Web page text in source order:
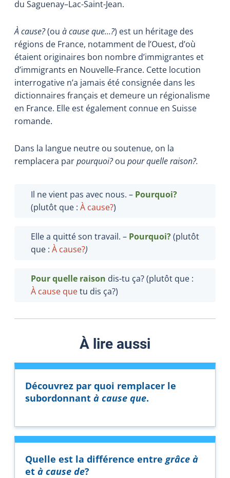
du Saguenay–Lac-Saint-Jean.
À cause?(ou à cause que…?) est un héritage des
régions de France, notamment de l’Ouest, d’où
étaient originaires bon nombre d’immigrantes et
d’immigrants en Nouvelle-France. Cette locution
interrogative n’a jamais été consignée dans les
dictionnaires français et demeure un régionalisme
en France. Elle est également connue en Suisse
romande.
Dans la langue neutre ou soutenue, on la
remplacera parpourquoi?ou pour quelle raison?.
Il ne vient pas avec nous. – Pourquoi?
(plutôt que : À cause?)
Elle a quitté son travail. – Pourquoi?(plutôt
que : À cause?)
Pour quelle raison dis-tu ça? (plutôt que :
À cause quetu dis ça?)
À lire aussi
Découvrez par quoi remplacer le
subordonnant à cause que.
Quelle est la différence entre grâce à
et à cause de?